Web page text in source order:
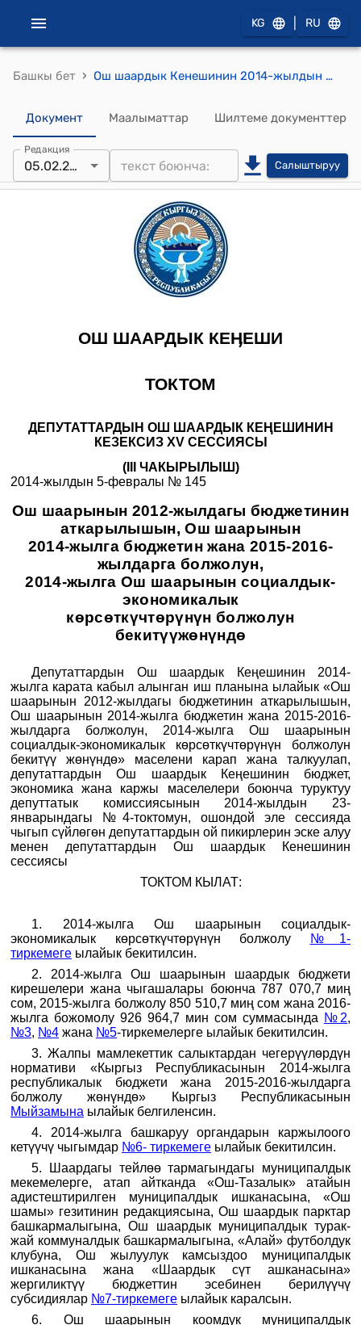
KG RU
Башкы бет › Ош шаардык Кенешинин 2014-жылдын 5-февралындагы № 145 "Ош шаарынын 2012-жылдагы бюджетинин аткарылышын, Ош шаарынын 2014-жылга бюджетин жана 2015-2016-жылдарга болжолун, 2014-жылга Ош шаарынын социалдык-экономикалык көрсөткүчтөрүнүн болжолун бекитүүжөнүндө" токтому
Документ Маалыматтар Шилтеме документтер
Редакция
05.02.2014 Салыштыруу